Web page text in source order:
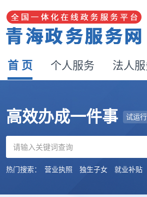
首 页 个人服务 法人
高效办成一件事 试运行
热门搜索： 营业执照 独生子女 就业补贴